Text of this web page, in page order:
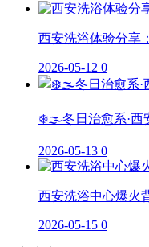
西安洗浴体验分享
2026-05-12 0
❄️🌫️冬日治愈系·西
2026-05-13 0
西安洗浴中心爆火
2026-05-15 0